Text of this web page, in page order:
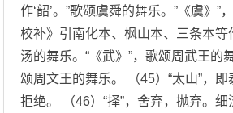
作‘韶’。”歌颂虞舜的舞乐。”《虞》”
校补》引南化本、枫山本、三条本等
汤的舞乐。“《武》”，歌颂周武王的
颂周文王的舞乐。 （45）“太山”，即
拒绝。 （46）“择”，舍弃，抛弃。细